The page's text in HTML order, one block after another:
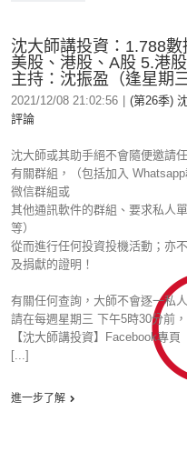
沈大師講投資：1.788
美股、港股、A股 5.港
主持：沈振盈（逢星期
2021/12/08 21:02:56 (第26季)
評論
沈大師或其助手絕不會隨便邀請
有關群組，（包括加入
微信群組或
其他通訊軟件的群組、要求私人
等）
從而進行任何投資投機活動；亦
及捐獻的證明！
有關任何查詢，大師不會逐一私人
請在每週星期三 下午5時30分前
【沈大師講投資】Facebook專頁
[...]
進一步了解